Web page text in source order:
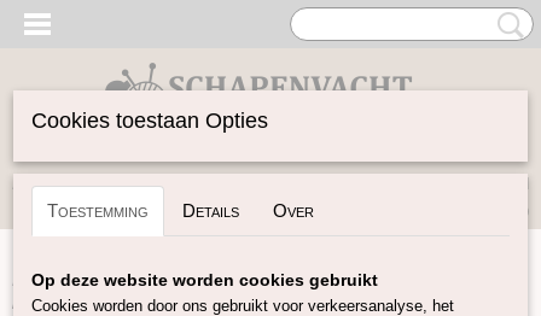
Inloggen Registreren
(0)
Home>Vilten>Kaardvlies>Gekaarde Maori wol
kaardvlies Chlorophyll
Cookies toestaan Opties
Toestemming Details Over
Op deze website worden cookies gebruikt
Cookies worden door ons gebruikt voor verkeersanalyse, het